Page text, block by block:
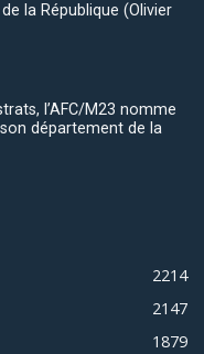
la République (Olivier
l’AFC/M23 nomme
département de la
2214
2147
1879